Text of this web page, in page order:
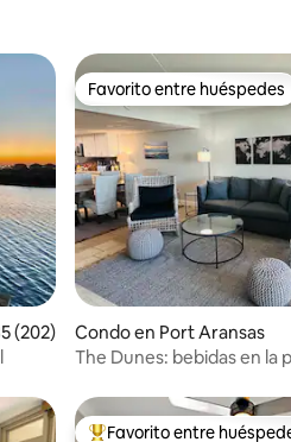
promedio: 4.85 de 5, 202
(202)
Favorito entre huéspedes
Favorito entre huéspedes
Condo en Port Aransas
The Dunes: bebidas en la
Favorito entre